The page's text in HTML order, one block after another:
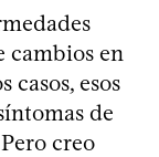
cambios en
esos
de
creo